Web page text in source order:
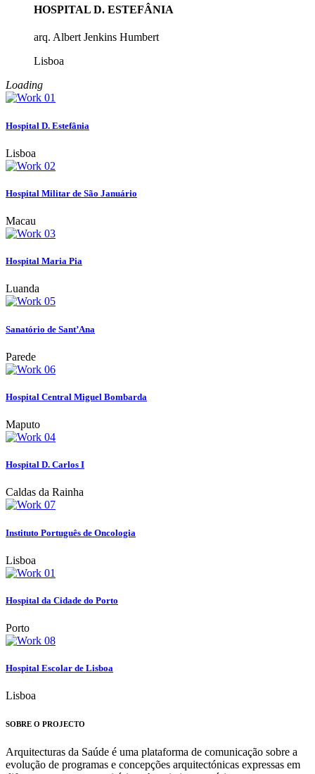
HOSPITAL D. ESTEFÂNIA
arq. Albert Jenkins Humbert
Lisboa
Loading
Hospital D. Estefânia
Lisboa
Hospital Militar de São Januário
Macau
Hospital Maria Pia
Luanda
Sanatório de Sant’Ana
Parede
Hospital Central Miguel Bombarda
Maputo
Hospital D. Carlos I
Caldas da Rainha
Instituto Português de Oncologia
Lisboa
Hospital da Cidade do Porto
Porto
Hospital Escolar de Lisboa
Lisboa
SOBRE O PROJECTO
Arquitecturas da Saúde é uma plataforma de comunicação sobre a
evolução de programas e concepções arquitectónicas expressas em